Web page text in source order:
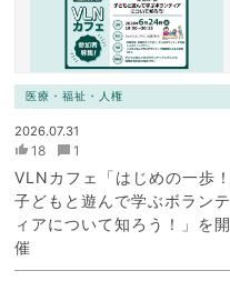
医療・福祉・人権
2026.07.31
18 1
VLNカフェ「はじめの一歩！
子どもと遊んで学ぶボランテ
ィアについて知ろう！」を開
催